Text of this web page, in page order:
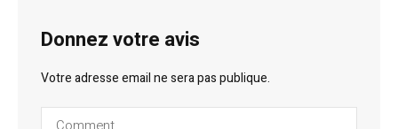
Donnez votre avis
Votre adresse email ne sera pas publique.